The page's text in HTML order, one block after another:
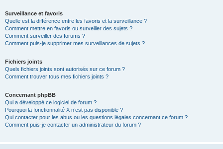
Surveillance et favoris
Quelle est la différence entre les favoris et la surveillance ?
Comment mettre en favoris ou surveiller des sujets ?
Comment surveiller des forums ?
Comment puis-je supprimer mes surveillances de sujets ?
Fichiers joints
Quels fichiers joints sont autorisés sur ce forum ?
Comment trouver tous mes fichiers joints ?
Concernant phpBB
Qui a développé ce logiciel de forum ?
Pourquoi la fonctionnalité X n’est pas disponible ?
Qui contacter pour les abus ou les questions légales concernant ce forum ?
Comment puis-je contacter un administrateur du forum ?